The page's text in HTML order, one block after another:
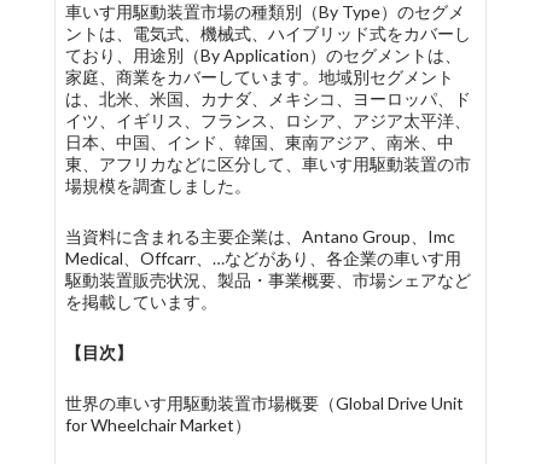
車いす用駆動装置市場の種類別（By Type）のセグメ
ントは、電気式、機械式、ハイブリッド式をカバーし
ており、用途別（By Application）のセグメントは、
家庭、商業をカバーしています。地域別セグメント
は、北米、米国、カナダ、メキシコ、ヨーロッパ、ド
イツ、イギリス、フランス、ロシア、アジア太平洋、
日本、中国、インド、韓国、東南アジア、南米、中
東、アフリカなどに区分して、車いす用駆動装置の市
場規模を調査しました。
当資料に含まれる主要企業は、Antano Group、Imc
Medical、Offcarr、…などがあり、各企業の車いす用
駆動装置販売状況、製品・事業概要、市場シェアなど
を掲載しています。
【目次】
世界の車いす用駆動装置市場概要（Global Drive Unit
for Wheelchair Market）